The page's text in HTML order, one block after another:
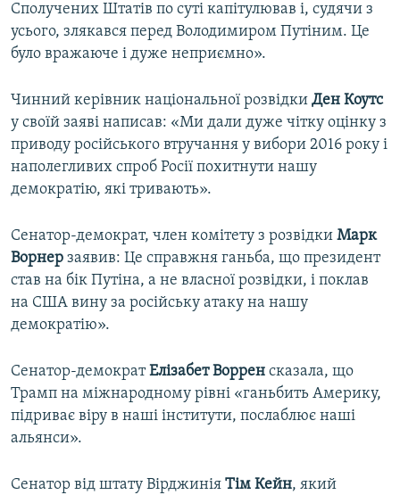
Сполучених Штатів по суті капітулював і, судячи з
усього, злякався перед Володимиром Путіним. Це
було вражаюче і дуже неприємно».
Чинний керівник національної розвідки Ден Коутс
у своїй заяві написав: «Ми дали дуже чітку оцінку з
приводу російського втручання у вибори 2016 року і
наполегливих спроб Росії похитнути нашу
демократію, які тривають».
Сенатор-демократ, член комітету з розвідки Марк
Ворнер заявив: Це справжня ганьба, що президент
став на бік Путіна, а не власної розвідки, і поклав
на США вину за російську атаку на нашу
демократію».
Сенатор-демократЕлізабет Воррен сказала, що
Трамп на міжнародному рівні «ганьбить Америку,
підриває віру в наші інститути, послаблює наші
альянси».
Сенатор від штату Вірджинія Тім Кейн, який